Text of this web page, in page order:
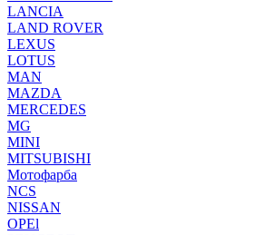
LANCIA
LAND ROVER
LEXUS
LOTUS
MAN
MAZDA
MERCEDES
MG
MINI
MITSUBISHI
Мотофарба
NCS
NISSAN
OPEl